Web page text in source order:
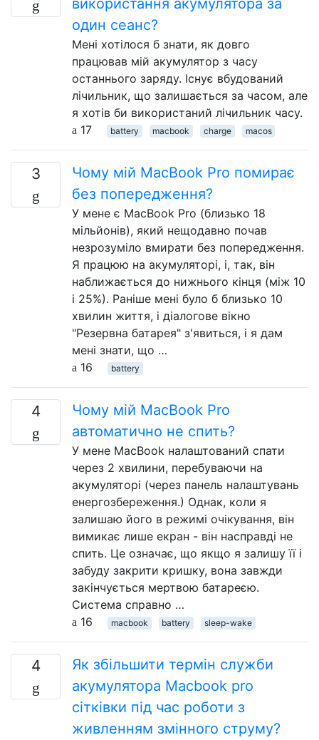
один сеанс?
Мені хотілося б знати, як довго
працював мій акумулятор з часу
останнього заряду. Існує вбудований
лічильник, що залишається за часом, але
я хотів би використаний лічильник часу.
17
battery macbook charge macos
3
Чому мій MacBook Pro помирає
без попередження?
У мене є MacBook Pro (близько 18
мільйонів), який нещодавно почав
незрозуміло вмирати без попередження.
Я працюю на акумуляторі, і, так, він
наближається до нижнього кінця (між 10
і 25%). Раніше мені було б близько 10
хвилин життя, і діалогове вікно
"Резервна батарея" з'явиться, і я дам
мені знати, що …
16
battery
4
Чому мій MacBook Pro
автоматично не спить?
У мене MacBook налаштований спати
через 2 хвилини, перебуваючи на
акумуляторі (через панель налаштувань
енергозбереження.) Однак, коли я
залишаю його в режимі очікування, він
вимикає лише екран - він насправді не
спить. Це означає, що якщо я залишу її і
забуду закрити кришку, вона завжди
закінчується мертвою батареєю.
Система справно …
16
macbook battery sleep-wake
4
Як збільшити термін служби
акумулятора Macbook pro
сітківки під час роботи з
живленням змінного струму?